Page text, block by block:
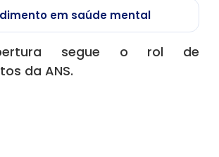
em saúde mental
segue o rol de
da ANS.